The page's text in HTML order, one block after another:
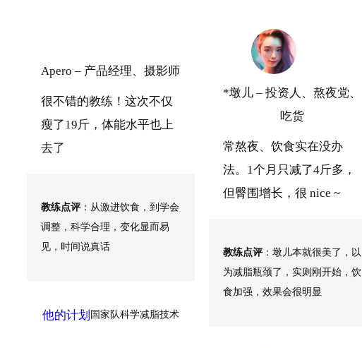
Apero – 产品经理、摄影师
很不错的教练！这次不仅
瘦了19斤，体能水平也上
去了
教练点评：从激进饮食，到学会
调整，科学合理，变化显而易
见，时间说真话
他的计划 国家队科学减脂技术
*墩儿 – 投资人、熬夜党、
吃货
常熬夜、饮食实在没办
法。1个月只减了4斤多，
但臀围增长，很 nice ~
教练点评：墩儿本就很美了，以
为减脂瓶颈了，实则刚开始，饮
食加强，效果会很明显